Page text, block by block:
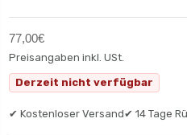
77,00€
Preisangaben inkl. USt.
Derzeit nicht verfügbar
✔ Kostenloser Versand✔ 14 Tage